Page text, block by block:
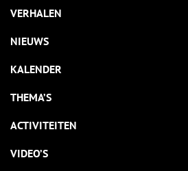
VERHALEN
NIEUWS
KALENDER
THEMA’S
ACTIVITEITEN
VIDEO’S